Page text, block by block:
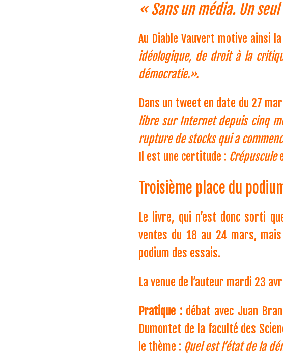
« Sans un média. Un
Au Diable Vauvert motive ainsi
idéologique, de droit à la
démocratie.».
Dans un tweet en date du 27
libre sur Internet depuis cinq
rupture de stocks qui a
Il est une certitude : Crépuscule
Troisième place du
Le livre, qui n’est donc sorti
ventes du 18 au 24 mars, mais
podium des essais.
La venue de l’auteur mardi 23
Pratique :débat avec Juan
Dumontet de la faculté des
le thème : Quel est l’état de la